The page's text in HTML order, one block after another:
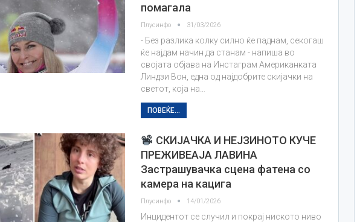
помагала
Плусинфо 31/03/2026
- Без разлика колку силно ќе паднам, секогаш
ќе најдам начин да станам - напиша во
својата објава на Инстаграм Американката
Линдзи Вон, една од најдобрите скијачки на
светот, која на…
ПОВЕЌЕ...
СКИЈАЧКА И НЕЈЗИНОТО КУЧЕ
ПРЕЖИВЕАЈА ЛАВИНА
Застрашувачка сцена фатена со
камера на кацига
Плусинфо 14/01/2026
Инцидентот се случил и покрај ниското ниво